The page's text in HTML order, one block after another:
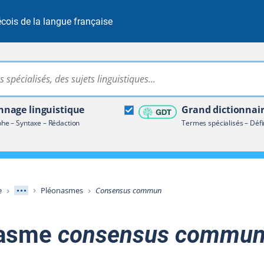
de la langue française
Rechercher dans tout le site
linguistique
– Syntaxe – Rédaction
Grand
Termes spécialisés –
terminologique
Afficher les niveaux intermédiaires
Pléonasmes Consensus commun
consensus